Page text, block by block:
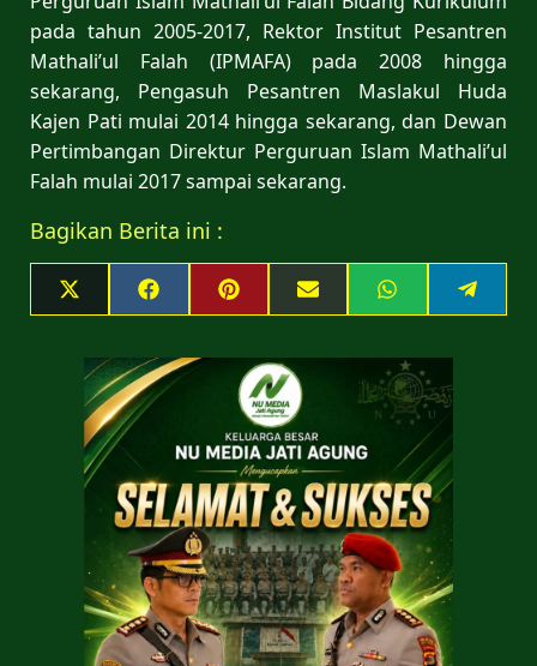
pada tahun 2005-2017, Rektor Institut Pesantren
Mathali’ul Falah (IPMAFA) pada 2008 hingga
sekarang, Pengasuh Pesantren Maslakul Huda
Kajen Pati mulai 2014 hingga sekarang, dan Dewan
Pertimbangan Direktur Perguruan Islam Mathali’ul
Falah mulai 2017 sampai sekarang.
Bagikan Berita ini :